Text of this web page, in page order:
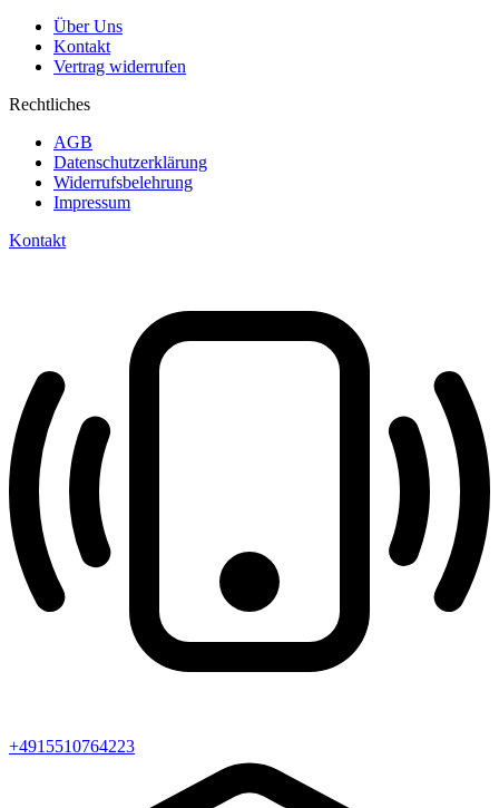
Über Uns
Kontakt
Vertrag widerrufen
Rechtliches
AGB
Datenschutzerklärung
Widerrufsbelehrung
Impressum
Kontakt
+4915510764223